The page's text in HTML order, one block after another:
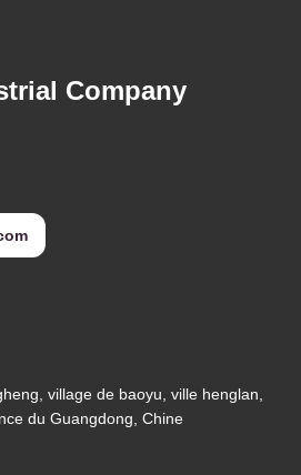
Company
village de baoyu, ville henglan,
du Guangdong, Chine